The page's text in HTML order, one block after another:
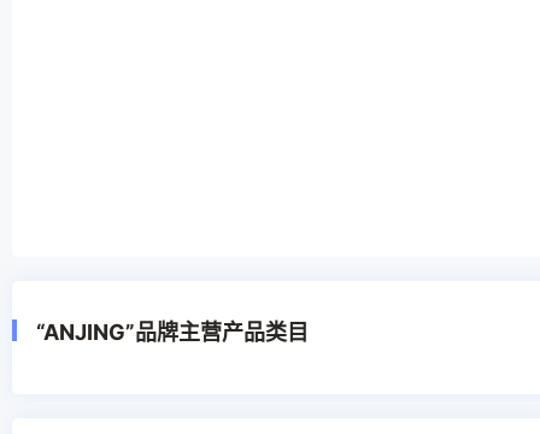
“ANJING”品牌主营产品类目